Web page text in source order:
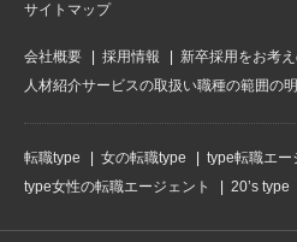
サイトマップ
会社概要 採用情報
新卒採用をお考
人材紹介サービスの取扱い職種の範囲の
転職type 女の転職type
type転職エー
type女性の転職エージェント
20’s type